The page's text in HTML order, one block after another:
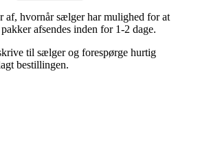
af, hvornår sælger har mulighed for at
afsendes inden for 1-2 dage.
til sælger og forespørge hurtig
bestillingen.